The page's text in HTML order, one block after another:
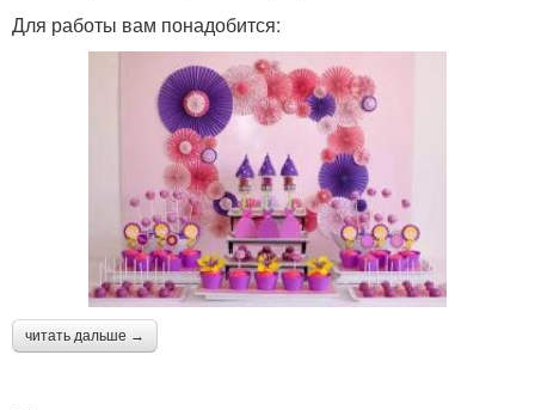
Для работы вам понадобится:
читать дальше →